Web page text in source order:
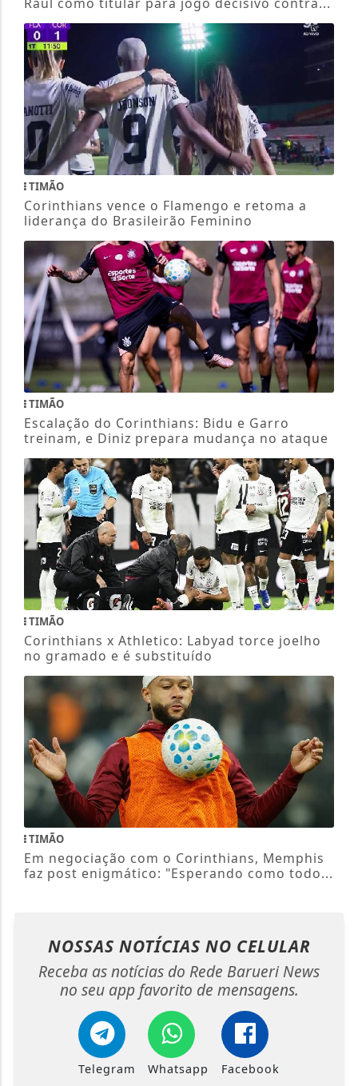
TIMÃO
Corinthians vence o Flamengo e retoma a
liderança do Brasileirão Feminino
TIMÃO
Escalação do Corinthians: Bidu e Garro
treinam, e Diniz prepara mudança no ataque
TIMÃO
Corinthians x Athletico: Labyad torce joelho
no gramado e é substituído
TIMÃO
Em negociação com o Corinthians, Memphis
faz post enigmático: "Esperando como todo...
NOSSAS NOTÍCIAS NO CELULAR
Receba as notícias do Rede Barueri News
no seu app favorito de mensagens.
Telegram Whatsapp Facebook